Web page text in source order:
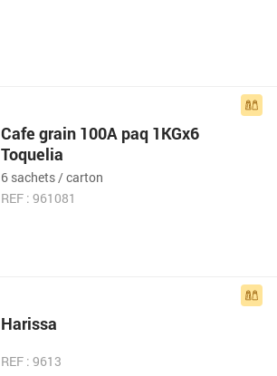
Cafe grain 100A paq 1KGx6
Toquelia
6 sachets / carton
REF : 961081
Harissa
REF : 9613